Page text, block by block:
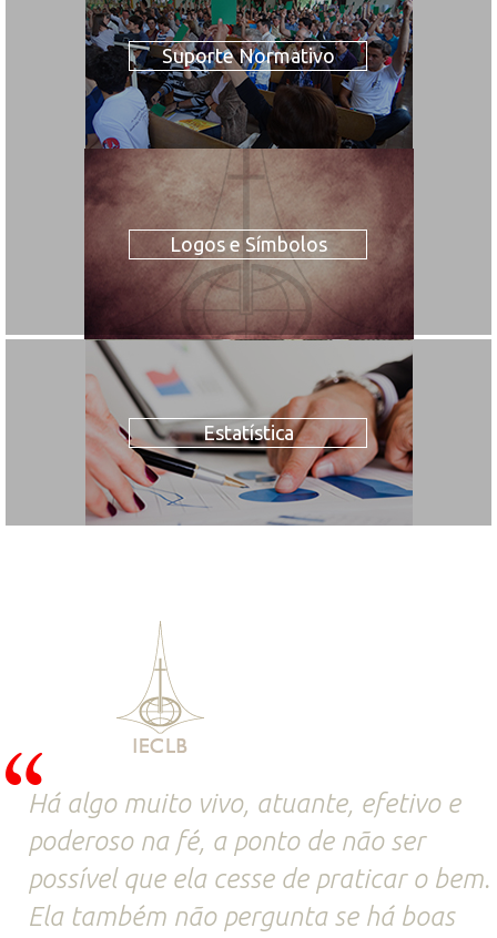
Suporte Normativo
Logos e Símbolos
Estatística
Há algo muito vivo, atuante, efetivo e
poderoso na fé, a ponto de não ser
possível que ela cesse de praticar o bem.
Ela também não pergunta se há boas